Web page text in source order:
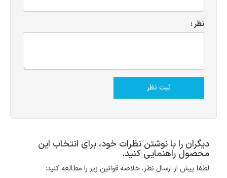
نظر :
دیگران را با نوشتن نظرات خود، برای انتخاب این
محصول راهنمایی کنید.
لطفا پیش از ارسال نظر، خلاصه قوانین زیر را مطالعه کنید: